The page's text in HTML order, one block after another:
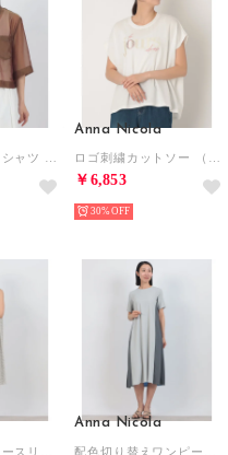
Anna Nicola
￥6,853
30%
Anna Nicola